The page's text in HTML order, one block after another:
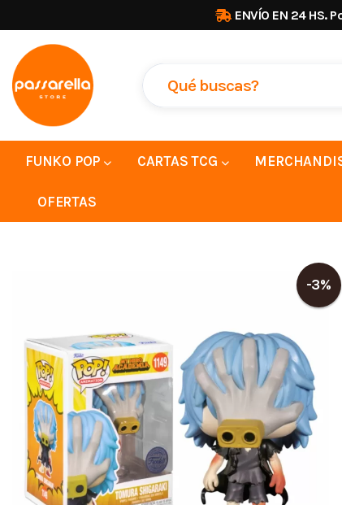
ENVÍO EN 24 HS.
FUNKO POP CARTAS TCG
OFERTAS
-3%